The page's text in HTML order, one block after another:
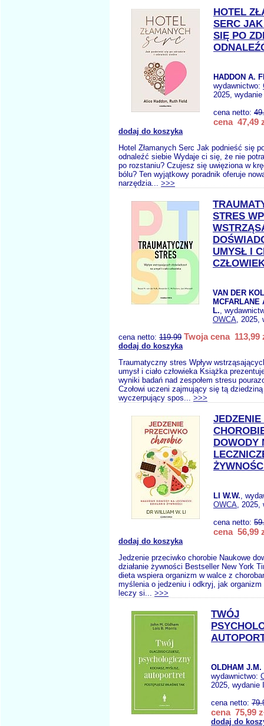
HOTEL
SERC
SIĘ PO
HADDON A.
wydawnictwo:
2025, wydanie
cena netto:
cena 47,49
dodaj do koszyka
Hotel Złamanych Serc Jak podnieść się
odnaleźć siebie Wydaje ci się, że nie
po rozstaniu? Czujesz się uwięziona w
bólu? Ten wyjątkowy poradnik oferuje
narzędzia... >>>
STRES
UMYSŁ I
VAN DER
MCFARLANE
L.,
OWCA, 2025,
cena netto: 119.99 Twoja cena 113,99
dodaj do koszyka
Traumatyczny stres Wpływ
umysł i ciało człowieka Książka
wyniki badań nad zespołem stresu
Czołowi uczeni zajmujący się tą
wyczerpujący spos... >>>
DOWODY
LI W.W.,
OWCA, 2025,
cena netto:
cena 56,99
dodaj do koszyka
Jedzenie przeciwko chorobie Naukowe
działanie żywności Bestseller New York
dieta wspiera organizm w walce z
myślenia o jedzeniu i odkryj, jak organizm
leczy si... >>>
TWÓJ
OLDHAM
wydawnictwo:
2025, wydanie
cena netto:
cena 75,99
dodaj do